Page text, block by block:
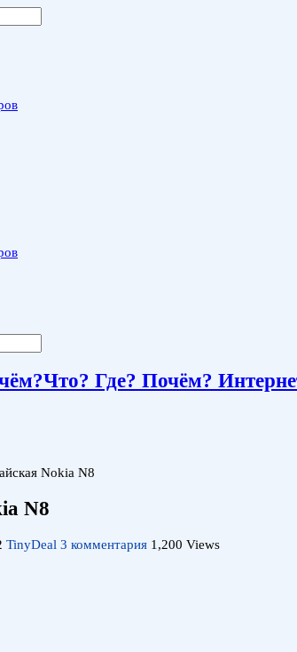
Что? Где? Почём?
Nokia N8
N8
TinyDeal 3 комментария 1,200 Views